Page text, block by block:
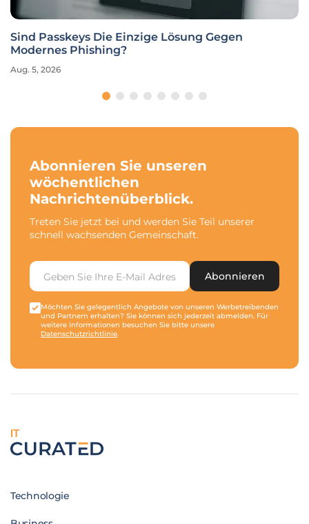
Sind Passkeys Die Einzige Lösung Gegen
Modernes Phishing?
Aug. 5, 2026
Abonnieren Sie unseren
wöchentlichen
Nachrichtenüberblick.
Treten Sie jetzt bei und werden Sie Teil unserer
schnell wachsenden Gemeinschaft.
Abonnieren
Möchten Sie gelegentlich Angebote von unseren Werbetreibenden
und Partnern erhalten? Sie können sich jederzeit abmelden. Für
weitere Informationen besuchen Sie bitte unsere
Datenschutzrichtlinie.
IT
Technologie